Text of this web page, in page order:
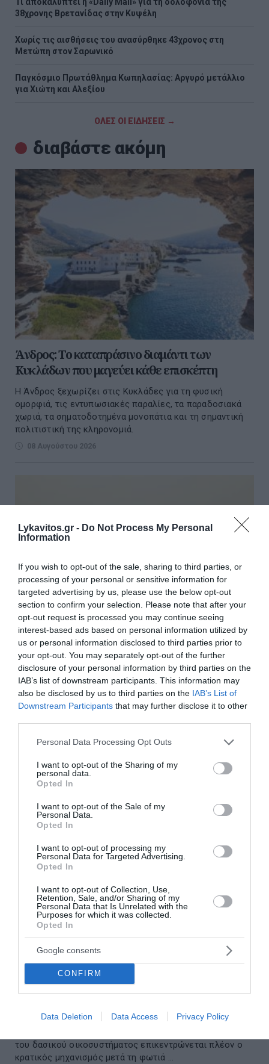
Lykavitos.gr - Do Not Process My Personal
Information
If you wish to opt-out of the sale, sharing to third parties, or
processing of your personal or sensitive information for
targeted advertising by us, please use the below opt-out
section to confirm your selection. Please note that after your
opt-out request is processed you may continue seeing
interest-based ads based on personal information utilized by
us or personal information disclosed to third parties prior to
your opt-out. You may separately opt-out of the further
disclosure of your personal information by third parties on the
IAB’s list of downstream participants. This information may
also be disclosed by us to third parties on the IAB’s List of
Downstream Participants that may further disclose it to other
Please note that this website/app uses one or more Google
not limited to your visit or usage behaviour. You may click to
grant or deny consent to Google and its third-party tags to
use your data for below specified purposes in below Google
consent section.
Personal Data Processing Opt Outs
I want to opt-out of the Sharing of my
personal data.
Opted In
I want to opt-out of the Sale of my
Personal Data.
Opted In
I want to opt-out of processing my
Personal Data for Targeted Advertising.
Opted In
I want to opt-out of Collection, Use,
Retention, Sale, and/or Sharing of my
Personal Data that Is Unrelated with the
Purposes for which it was collected.
Opted In
Google consents
CONFIRM
Data Deletion Data Access Privacy Policy
38χρονης Βρετανίδας στην Κυψέλη
Χωρίς τις αισθήσεις του ανασύρθηκε 43χρονος στη
Μετώπη στον Σαρωνικό
Παγκόσμιο Πρωτάθλημα Κωπηλασίας: Αργυρό μετάλλιο
για Χιώτη και Αλεξίου
ΟΛΕΣ ΟΙ ΕΙΔΗΣΕΙΣ →
διαβάστε ακόμη
Άνδρος: Το καταπράσινο διαμάντι των
Κυκλάδων που μαγεύει κάθε επισκέπτη
Η Άνδρος ξεχωρίζει στις Κυκλάδες για τη φυσική
ομορφιά, τις εντυπωσιακές παραλίες, τα παραδοσιακά
χωριά, τα σηματοδοτημένα μονοπάτια και τη σημαντική
πολιτιστική της κληρονομιά.
08 Αυγούστου 2026
Φωτιά σε Αττική και Βοιωτία: Πώς έγινε η
μεγάλη επιχείρηση διάσωσης δια θαλάσσης
Για μια «ιδιαίτερα απαιτητική και σύνθετη επιχείρηση
διάσωσης και ασφαλούς απομάκρυνσης πολιτών από
περιοχές που απειλούνταν άμεσα από τις φλόγες» κάνει
Δυτική Αττική: Αντιδιαβρωτικά έργα πριν τις
φθινοπωρινές βροχές – Η επόμενη ημέρα μετά
τη μεγάλη φωτιά
Στην προστασία των εδαφών, την αντιπλημμυρική
του δασικού οικοσυστήματος επικεντρώνεται πλέον ο
κρατικός μηχανισμός μετά τη φωτιά ...